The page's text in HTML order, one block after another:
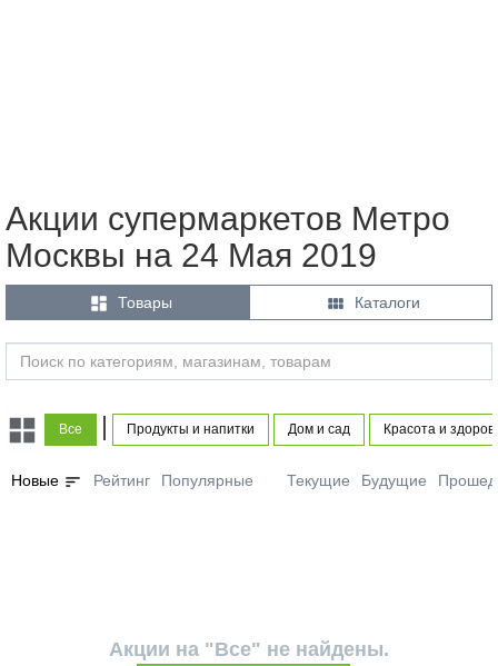
Акции супермаркетов Метро
Москвы на 24 Мая 2019
 Товары  Каталоги
Все Продукты и напитки Дом и сад Красота и
Новые sort Рейтинг Популярные Текущие Будущие
Акции на "Все" не найдены.